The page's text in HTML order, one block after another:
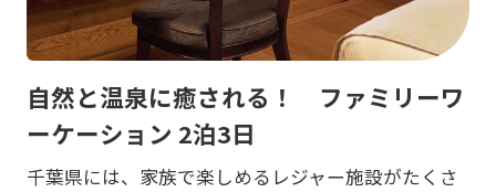
自然と温泉に癒される！ ファミリーワ
ーケーション 2泊3日
千葉県には、家族で楽しめるレジャー施設がたくさ